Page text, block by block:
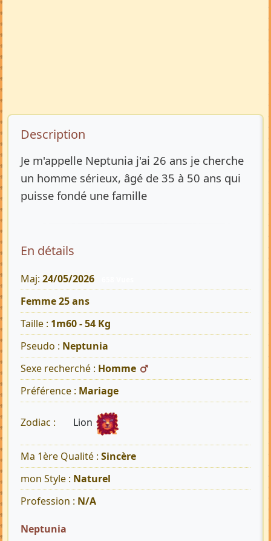
Description de l’annonce
Description
Je m'appelle Neptunia j'ai 26 ans je cherche
un homme sérieux, âgé de 35 à 50 ans qui
puisse fondé une famille
En détails
Maj: 24/05/2026
Femme 25 ans
Taille : 1m60 - 54 Kg
Pseudo : Neptunia
Sexe recherché : Homme
Préférence : Mariage
Zodiac : Lion
Ma 1ère Qualité : Sincère
mon Style : Naturel
Profession : N/A
Neptunia